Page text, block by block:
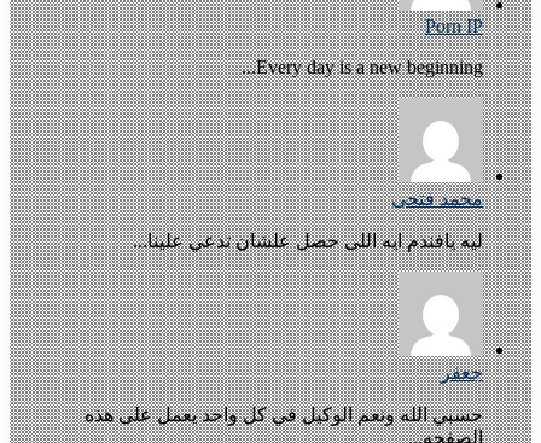
Porn IP
Every day is a new beginning...
محمد فتحى
ليه يافندم ايه اللى حصل علشان تدعي علينا...
جعفر
حسبي الله ونعم الوكيل في كل واحد يعمل على هذه
الصفحه...